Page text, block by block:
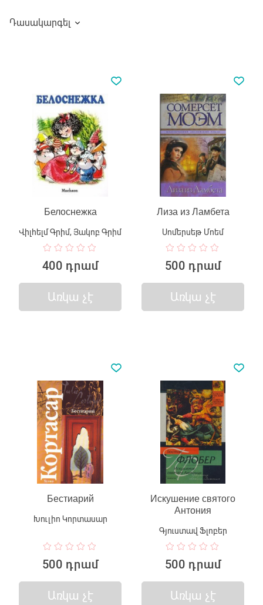
Դասակարգել
Белоснежка
Վիլհելմ Գրիմ, Յակոբ Գրիմ
400 դրամ
Առկա չէ
Лиза из Ламбета
Սոմերսեթ Մոեմ
500 դրամ
Առկա չէ
Бестиарий
Խուլիո Կորտասար
500 դրամ
Առկա չէ
Искушение святого
Антония
Գյուստավ Ֆլոբեր
500 դրամ
Առկա չէ